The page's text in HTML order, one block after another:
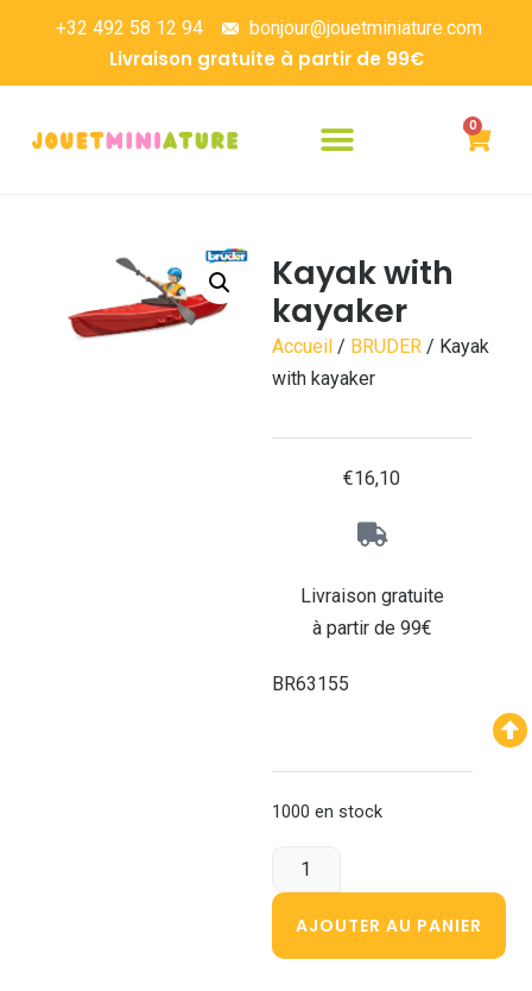
+32 492 58 12 94 bonjour@jouetminiature.com
Livraison gratuite à partir de 99€
0
Kayak with
kayaker
Accueil/ BRUDER/ Kayak
with kayaker
€16,10
Livraison gratuite
à partir de 99€
BR63155
1000 en stock
AJOUTER AU PANIER